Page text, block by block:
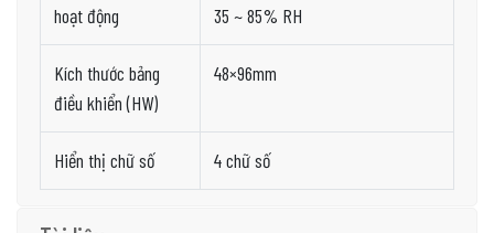
hoạt động
35 ~ 85% RH
Kích thước bảng
điều khiển (HW)
48×96mm
Hiển thị chữ số 4 chữ số